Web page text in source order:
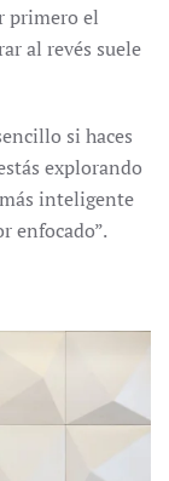
primero el
al revés suele
si haces
explorando
inteligente
enfocado”.